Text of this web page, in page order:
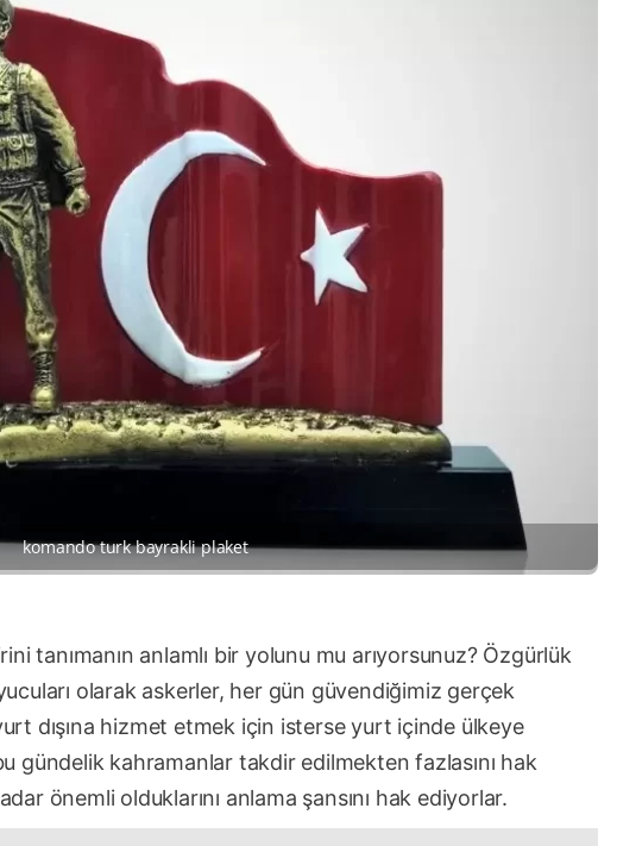
komando turk bayrakli plaket
tanımanın anlamlı bir yolunu mu arıyorsunuz? Özgürlük
olarak askerler, her gün güvendiğimiz gerçek
dışına hizmet etmek için isterse yurt içinde ülkeye
gündelik kahramanlar takdir edilmekten fazlasını hak
önemli olduklarını anlama şansını hak ediyorlar.